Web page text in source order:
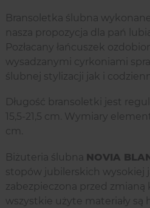
Bransoletka ślubna
nasza propozycja dla pań
Pozłacany łańcuszek
wysadzanymi cyrkoniami
ślubnej stylizacji jak i
Długość bransoletki jest
15,5-21,5 cm. Wymiary
cm.
Biżuteria ślubna NOVIA
stopów jubilerskich wysokiej
zabezpieczona przed
wszystkie użyte materiały są